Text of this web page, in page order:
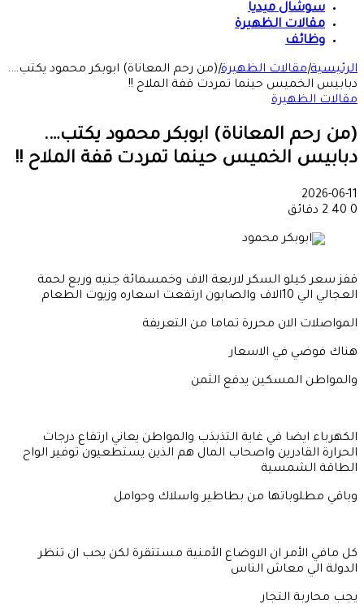
سوشال ميديا
مقالات الظهيرة
وظائف
الرئيسية|مقالات الظهيرة|(من رحم المعاناة) ابوبكر محمود يكتب….
دبابيس الخميس حينما تمردت قفة الملاح !!
مقالات الظهيرة
(من رحم المعاناة) ابوبكر محمود يكتب….
دبابيس الخميس حينما تمردت قفة الملاح !!
2026-06-11
0
2 دقائق
قفز سعر كيلو السكر لاربعة الاف وخمسمائة جنيه وربع لحمة
العجالي الي 10الاف والصابون ارتفعت اسعاره وزيوت الطعام
المواصلات الان محررة تماما من التعريفة
هناك فوضي في الاسعار
والمواطن المسكين يدفع الثمن
الكهرباء ايضا في غاية التذبذب والمواطن يعاني ارتفاع درجات
الحرارة القادرين واصحاب المال هم الذين يستطعيون توفير الواح
الطاقة الشمسية
وباقي مطلوباتها من بطاطير واسلاك وحوامل
كل مافي الأمر ان الاوضاع الأمنية مستتقرة لكن يحب ان تنظر
الدولة الي معاش الناس
يجب محاربة التجار